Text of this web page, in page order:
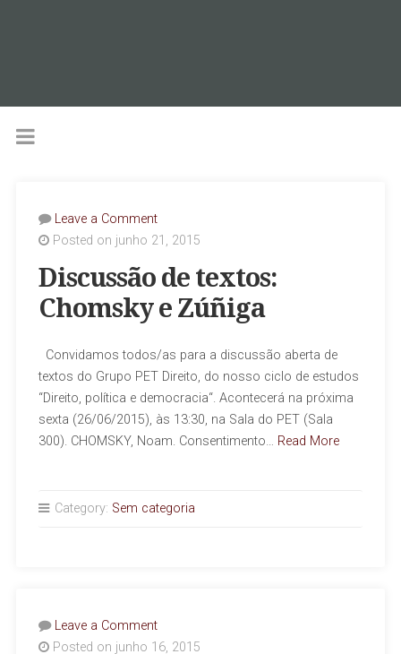
Leave a Comment
Posted on junho 21, 2015
Discussão de textos:
Chomsky e Zúñiga
Convidamos todos/as para a discussão aberta de
textos do Grupo PET Direito, do nosso ciclo de estudos
“Direito, política e democracia“. Acontecerá na próxima
sexta (26/06/2015), às 13:30, na Sala do PET (Sala
300). CHOMSKY, Noam. Consentimento… Read More
Category: Sem categoria
Leave a Comment
Posted on junho 16, 2015